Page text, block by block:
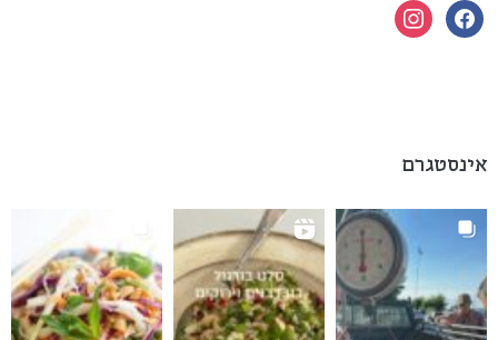
facebook
instagram
אינסטגרם